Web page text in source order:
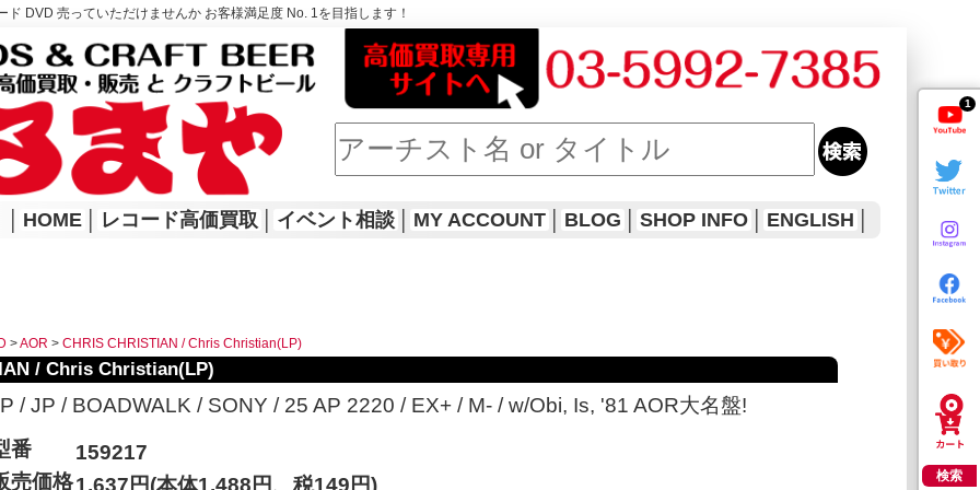
DVD 売っていただけませんか お客様満足度 No. 1を目指します！
1
検索
HOME レコード高価買取 イベント相談 MY ACCOUNT BLOG SHOP INFO ENGLISH
>AOR > CHRIS CHRISTIAN / Chris Christian(LP)
/ Chris Christian(LP)
/ JP / BOADWALK / SONY / 25 AP 2220 / EX+ / M- / w/Obi, Is, '81 AOR大名盤!
番
159217
売価格1,637円(本体1,488円、税149円)